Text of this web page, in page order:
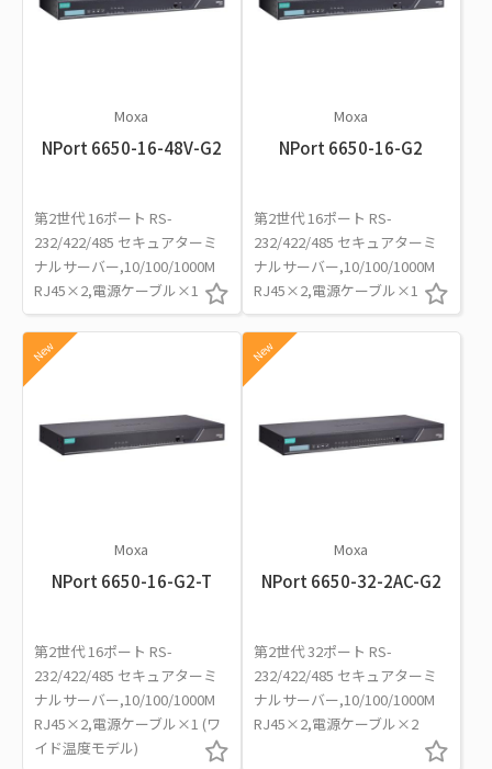
Moxa
NPort 6650-16-48V-G2
第2世代 16ポート RS-
232/422/485 セキュアターミ
ナルサーバー,10/100/1000M
RJ45×2,電源ケーブル×1
Moxa
NPort 6650-16-G2
第2世代 16ポート RS-
232/422/485 セキュアターミ
ナルサーバー,10/100/1000M
RJ45×2,電源ケーブル×1
New
Moxa
NPort 6650-16-G2-T
第2世代 16ポート RS-
232/422/485 セキュアターミ
ナルサーバー,10/100/1000M
RJ45×2,電源ケーブル×1 (ワ
イド温度モデル)
New
Moxa
NPort 6650-32-2AC-G2
第2世代 32ポート RS-
232/422/485 セキュアターミ
ナルサーバー,10/100/1000M
RJ45×2,電源ケーブル×2